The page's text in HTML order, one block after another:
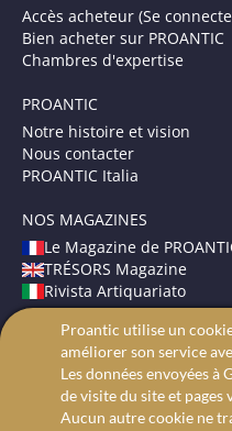
Accès acheteur (Se
Bien acheter sur PROANTIC
Chambres d'expertise
PROANTIC
Notre histoire et vision
Nous contacter
PROANTIC Italia
NOS MAGAZINES
Le Magazine de
TRÉSORS Magazine
Rivista Artiquariato
CONDITIONS GÉNÉRALES
Mentions légales
Protection des données
Recherche avancée
Proantic utilise un
améliorer son service
Les données envoyées
de visite du site et pages
Aucun autre cookie ne